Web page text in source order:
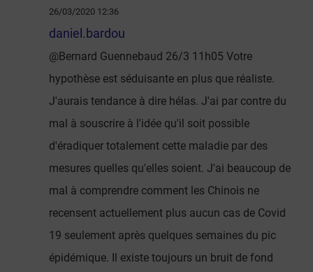
26/03/2020 12:36
daniel.bardou
@Bernard Guennebaud 26/3 11h05 Votre
hypothèse est séduisante en plus que réaliste.
J'aurais tendance à dire hélas. J'ai par contre du
mal à souscrire à l'idée qu'il soit possible
d'éradiquer totalement cette maladie par des
mesures quelles qu'elles soient. J'ai beaucoup de
mal à comprendre comment les Chinois ne
recensent actuellement plus aucun cas de Covid
19 seulement après quelques semaines du pic
épidémique. Il existe toujours un bruit de fond